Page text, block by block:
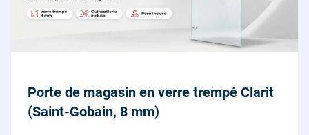
Porte de magasin en verre trempé Clarit
(Saint-Gobain, 8 mm)